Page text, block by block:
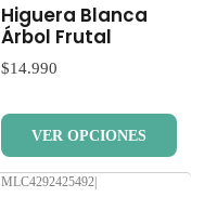
Higuera Blanca
Árbol Frutal
$14.990
VER OPCIONES
MLC4292425492